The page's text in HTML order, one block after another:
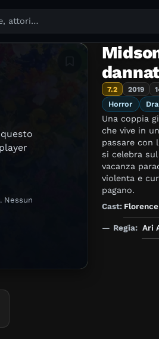
TV, attori, registi, generi e temi.
Nessun
Aggiungi in lista
7.2 2019
Horror
Una coppia
che vive in
passare con
si celebra
vacanza
violenta e
pagano.
Cast:
— Regia: Ari